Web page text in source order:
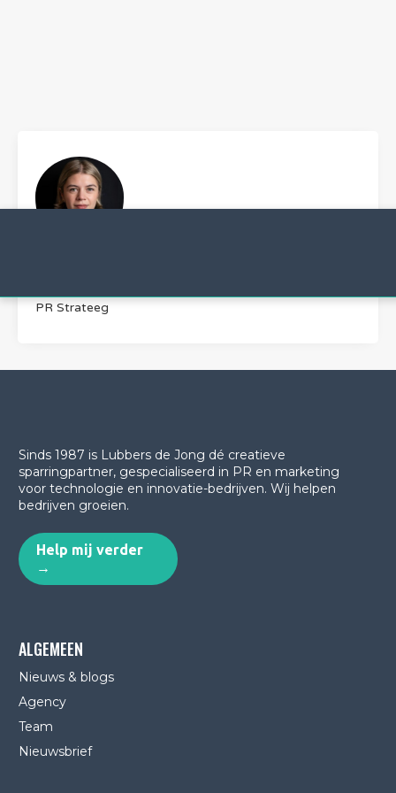
PR Strateeg
Sinds 1987 is Lubbers de Jong dé creatieve
sparringpartner, gespecialiseerd in PR en marketing
voor technologie en innovatie-bedrijven. Wij helpen
bedrijven groeien.
Help mij verder
→
ALGEMEEN
Nieuws & blogs
Agency
Team
Nieuwsbrief